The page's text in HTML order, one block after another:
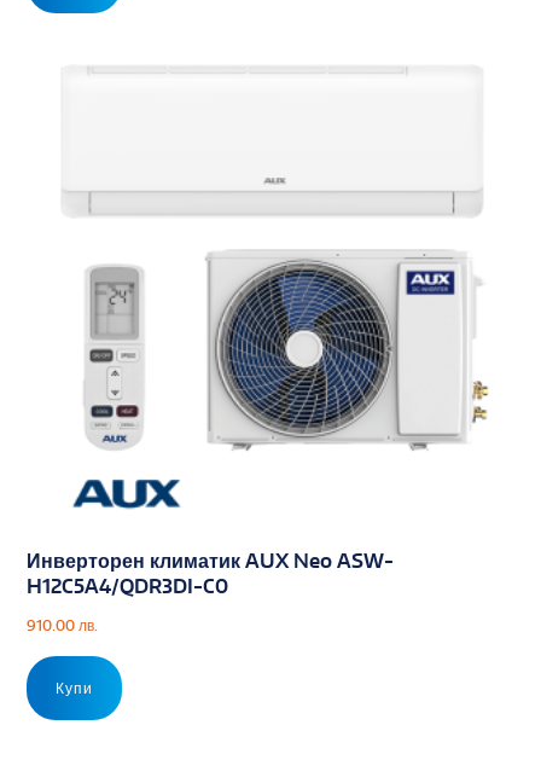
Инверторен климатик AUX Neo ASW-
H12C5A4/QDR3DI-C0
910.00 лв.
Купи